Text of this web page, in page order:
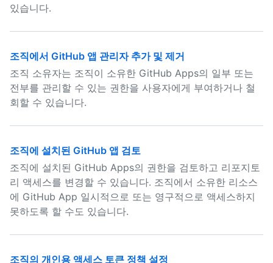
있습니다.
조직에서 GitHub 앱 관리자 추가 및 제거
조직 소유자는 조직이 소유한 GitHub Apps의 일부 또는
전부를 관리할 수 있는 권한을 사용자에게 부여하거나 철
회할 수 있습니다.
조직에 설치된 GitHub 앱 검토
조직에 설치된 GitHub Apps의 권한을 검토하고 리포지토
리 액세스를 변경할 수 있습니다. 조직에서 소유한 리소스
에 GitHub App 일시적으로 또는 영구적으로 액세스하지
못하도록 할 수도 있습니다.
조직의 개인용 액세스 토큰 정책 설정